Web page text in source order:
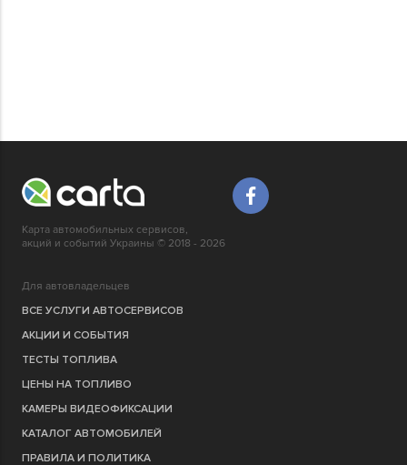
Карта автомобильных сервисов,
акций и событий Украины © 2018 - 2026
Для автовладельцев
ВСЕ УСЛУГИ АВТОСЕРВИСОВ
АКЦИИ И СОБЫТИЯ
ТЕСТЫ ТОПЛИВА
ЦЕНЫ НА ТОПЛИВО
КАМЕРЫ ВИДЕОФИКСАЦИИ
КАТАЛОГ АВТОМОБИЛЕЙ
ПРАВИЛА И ПОЛИТИКА